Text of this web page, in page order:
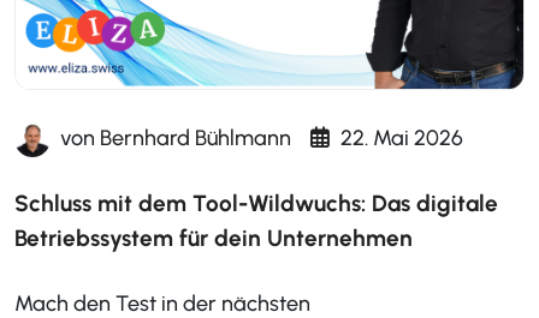
von Bernhard Bühlmann 22. Mai 2026
Schluss mit dem Tool-Wildwuchs: Das digitale
Betriebssystem für dein Unternehmen
Mach den Test in der nächsten